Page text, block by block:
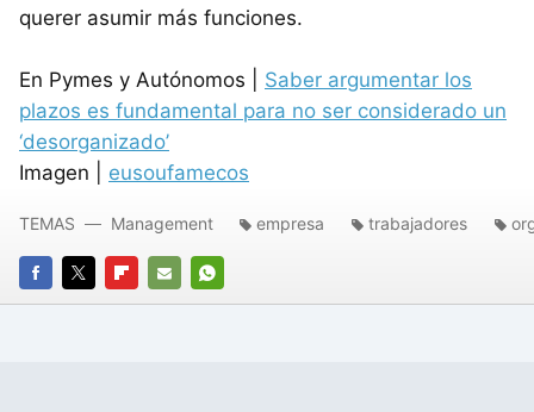
querer asumir más funciones.
En Pymes y Autónomos | Saber argumentar los
plazos es fundamental para no ser considerado un
‘desorganizado’
Imagen | eusoufamecos
FACEBOOK
TWITTERFLIPBOARD
E-
WHATSAPP
TEMAS Management empresa trabajadores